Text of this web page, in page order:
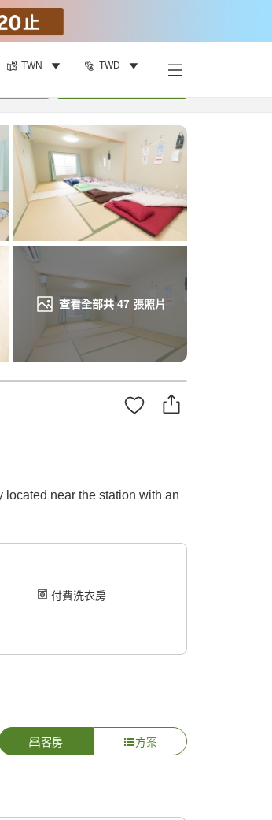
TWN TWD
查看全部共47張照片
near the station with an
付費洗衣房
客房 方案